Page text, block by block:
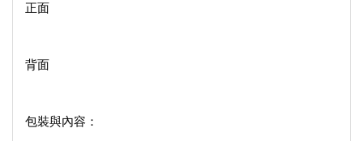
正面
背面
包裝與內容：